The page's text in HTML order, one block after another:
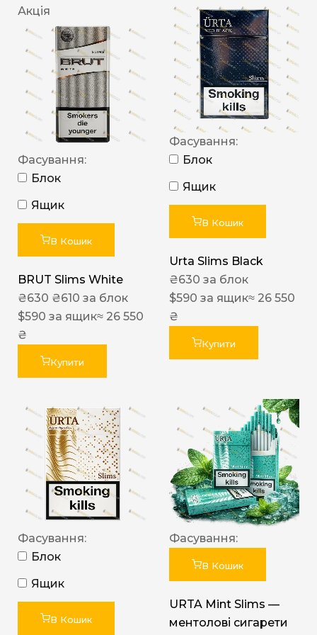
Акція
Фасування:
Блок
Ящик
В Кошик
BRUT Slims White
₴630 ₴610 за блок
$590 за ящик≈ 26 550
₴
Купити
Фасування:
Блок
Ящик
В Кошик
Urta Slims Black
₴630 за блок
$590 за ящик≈ 26 550
₴
Купити
Фасування:
Блок
Ящик
В Кошик
Фасування:
В Кошик
URTA Mint Slims —
ментолові сигарети